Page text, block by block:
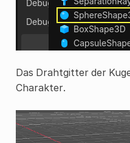
Das Drahtgitter der
Charakter.